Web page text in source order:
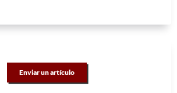
Enviar un artículo